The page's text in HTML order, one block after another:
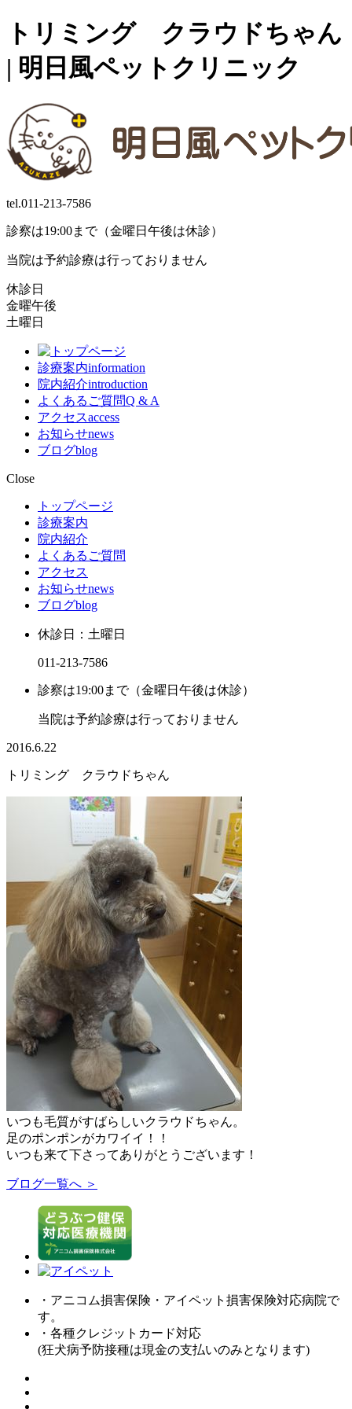
トリミング クラウドちゃん
| 明日風ペットクリニック
tel.011-213-7586
診察は19:00まで（金曜日午後は休診）
当院は予約診療は行っておりません
休診日
金曜午後
土曜日
診療案内information
院内紹介introduction
よくあるご質問Q & A
アクセスaccess
お知らせnews
ブログblog
Close
トップページ
診療案内
院内紹介
よくあるご質問
アクセス
お知らせnews
ブログblog
休診日：土曜日
011-213-7586
診察は19:00まで（金曜日午後は休診）
当院は予約診療は行っておりません
2016.6.22
トリミング クラウドちゃん
いつも毛質がすばらしいクラウドちゃん。
足のポンポンがカワイイ！！
いつも来て下さってありがとうございます！
ブログ一覧へ ＞
・アニコム損害保険・アイペット損害保険対応病院で
す。
・各種クレジットカード対応
(狂犬病予防接種は現金の支払いのみとなります)